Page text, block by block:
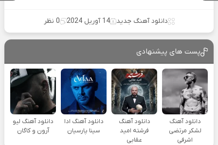
دانلود آهنگ جدید 14 آوریل 2024 0 نظر
پست های پیشنهادی
دانلود آهنگ
لشکر مرتضی
اشرفی
دانلود آهنگ
فرشته امید
عقابی
دانلود آهنگ ادا
سینا پارسیان
دانلود آهنگ لیو
آرون و کاگان